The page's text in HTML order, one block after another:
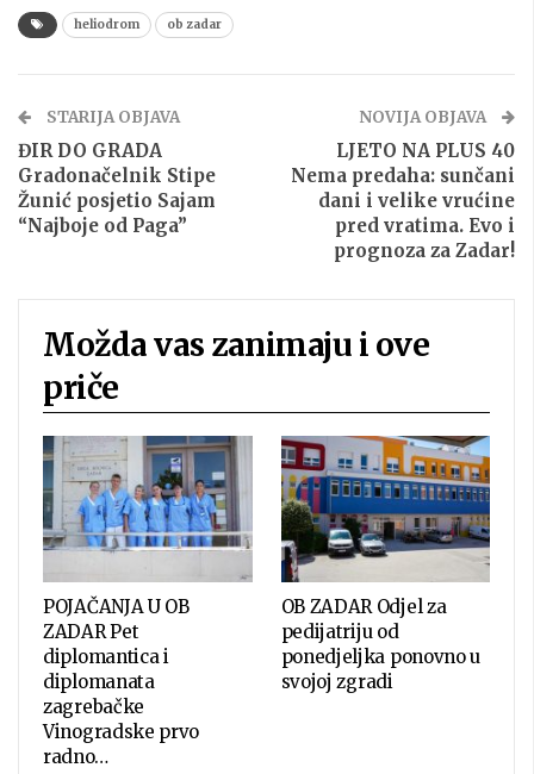
heliodrom ob zadar
STARIJA OBJAVA
ĐIR DO GRADA
Gradonačelnik Stipe
Žunić posjetio Sajam
“Najboje od Paga”
NOVIJA OBJAVA
LJETO NA PLUS 40
Nema predaha: sunčani
dani i velike vrućine
pred vratima. Evo i
prognoza za Zadar!
Možda vas zanimaju i ove
priče
POJAČANJA U OB
ZADAR Pet
diplomantica i
diplomanata
zagrebačke
Vinogradske prvo
radno…
OB ZADAR Odjel za
pedijatriju od
ponedjeljka ponovno u
svojoj zgradi